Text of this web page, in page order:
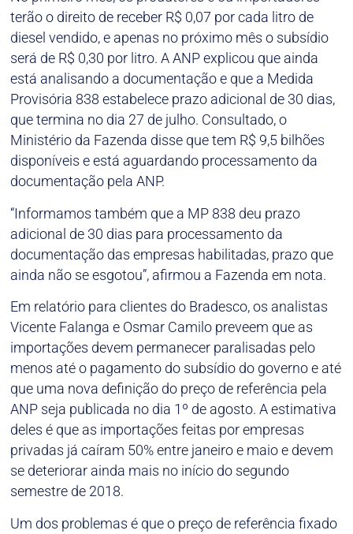
terão o direito de receber R$ 0,07 por cada litro de
diesel vendido, e apenas no próximo mês o subsídio
será de R$ 0,30 por litro. A ANP explicou que ainda
está analisando a documentação e que a Medida
Provisória 838 estabelece prazo adicional de 30 dias,
que termina no dia 27 de julho. Consultado, o
Ministério da Fazenda disse que tem R$ 9,5 bilhões
disponíveis e está aguardando processamento da
documentação pela ANP.
“Informamos também que a MP 838 deu prazo
adicional de 30 dias para processamento da
documentação das empresas habilitadas, prazo que
ainda não se esgotou”, afirmou a Fazenda em nota.
Em relatório para clientes do Bradesco, os analistas
Vicente Falanga e Osmar Camilo preveem que as
importações devem permanecer paralisadas pelo
menos até o pagamento do subsídio do governo e até
que uma nova definição do preço de referência pela
ANP seja publicada no dia 1º de agosto. A estimativa
deles é que as importações feitas por empresas
privadas já caíram 50% entre janeiro e maio e devem
se deteriorar ainda mais no início do segundo
semestre de 2018.
Um dos problemas é que o preço de referência fixado